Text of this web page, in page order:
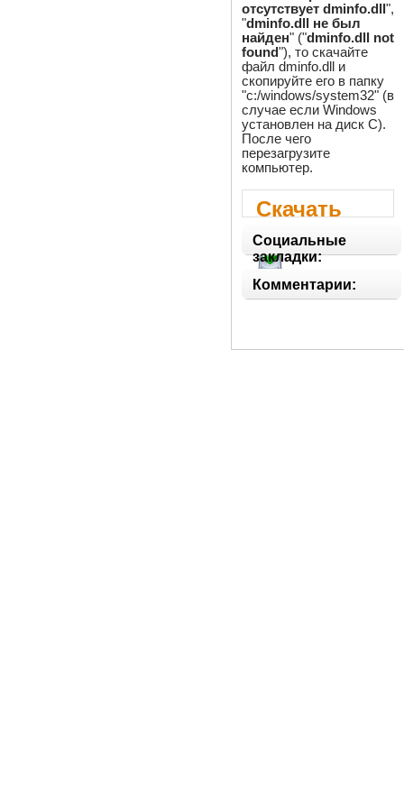
отсутствует dminfo.dll",
"dminfo.dll не был
найден" ("dminfo.dll not
found"), то скачайте
файл dminfo.dll и
скопируйте его в папку
"c:/windows/system32" (в
случае если Windows
установлен на диск C).
После чего
перезагрузите
компьютер.
Скачать
dminfo.dll
Социальные
закладки:
Комментарии: